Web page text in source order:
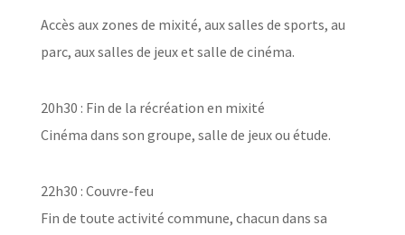
Accès aux zones de mixité, aux salles de sports, au
parc, aux salles de jeux et salle de cinéma.
20h30 : Fin de la récréation en mixité
Cinéma dans son groupe, salle de jeux ou étude.
22h30 : Couvre-feu
Fin de toute activité commune, chacun dans sa